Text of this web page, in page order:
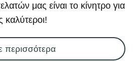
μας είναι το κίνητρο για
καλύτεροι!
περισσότερα